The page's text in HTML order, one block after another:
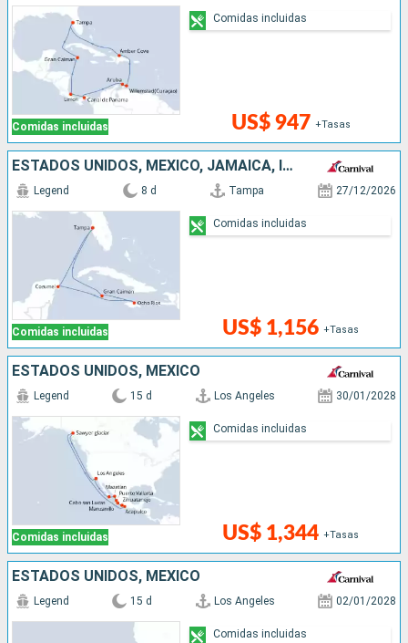
Comidas incluidas US$ 947 +Tasas
Comidas incluidas
ESTADOS UNIDOS, MÉXICO, JAMAICA, ISLAS CAIMÁN
Comidas incluidas
Legend 8 d Tampa 27/12/2026
US$ 1,156 +Tasas
Comidas incluidas
ESTADOS UNIDOS, MÉXICO
Comidas incluidas
Legend 15 d Los Angeles 30/01/2028
US$ 1,344 +Tasas
Comidas incluidas
ESTADOS UNIDOS, MÉXICO
Legend 15 d Los Angeles 02/01/2028
Comidas incluidas